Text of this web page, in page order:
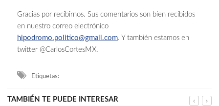
Gracias por recibirnos. Sus comentarios son bien recibidos
en nuestro correo electrónico
hipodromo.politico@gmail.com. Y también estamos en
twitter @CarlosCortesMX.
Etiquetas:
TAMBIÉN TE PUEDE INTERESAR